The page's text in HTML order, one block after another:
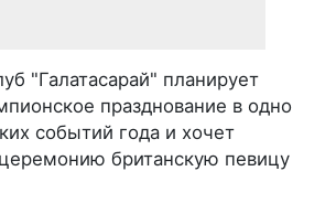
"Галатасарай" планирует
празднование в одно
событий года и хочет
церемонию британскую певицу